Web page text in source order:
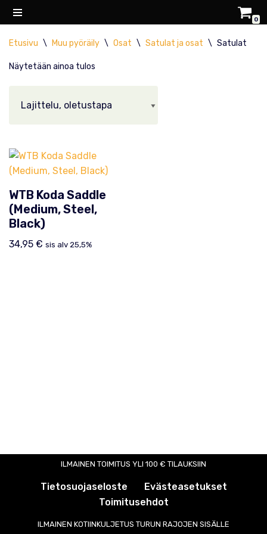
suoraan
sisältöön
0
Etusivu \ Muu pyöräily \ Osat \ Satulat ja osat \ Satulat
Näytetään ainoa tulos
WTB Koda Saddle
(Medium, Steel,
Black)
34,95 € sis alv 25,5%
ILMAINEN TOIMITUS YLI 100 € TILAUKSIIN
Tietosuojaseloste
Evästeasetukset
Toimitusehdot
ILMAINEN KOTIINKULJETUS TURUN RAJOJEN SISÄLLE